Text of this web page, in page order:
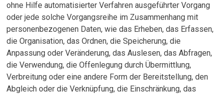
ohne Hilfe automatisierter Verfahren ausgeführter Vorgang
oder jede solche Vorgangsreihe im Zusammenhang mit
personenbezogenen Daten, wie das Erheben, das Erfassen,
die Organisation, das Ordnen, die Speicherung, die
Anpassung oder Veränderung, das Auslesen, das Abfragen,
die Verwendung, die Offenlegung durch Übermittlung,
Verbreitung oder eine andere Form der Bereitstellung, den
Abgleich oder die Verknüpfung, die Einschränkung, das